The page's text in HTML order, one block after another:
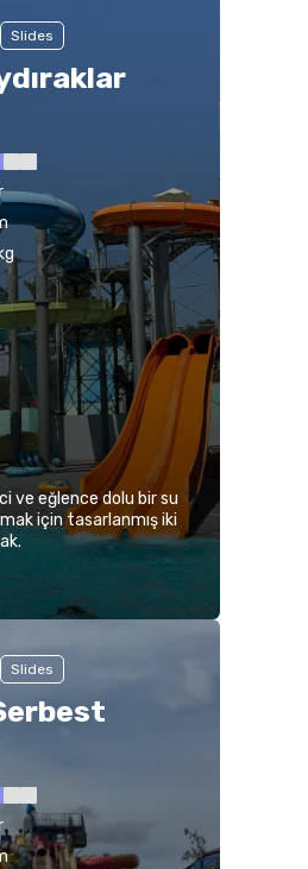
Slides
ve eğlence dolu bir su
için tasarlanmış iki
Slides